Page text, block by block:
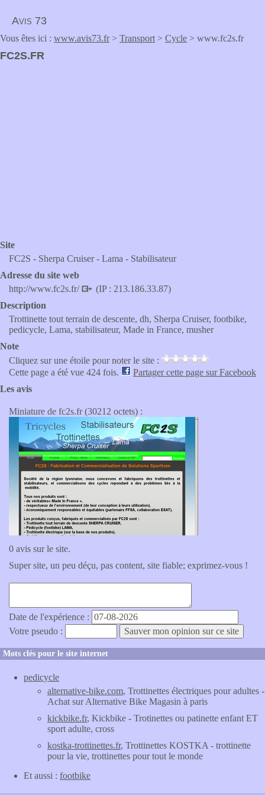
Avis 73
Vous êtes ici : www.avis73.fr> Transport > Cycle > www.fc2s.fr
FC2S.FR
Site
FC2S - Sherpa Cruiser - Lama - Stabilisateur
Adresse du site web
http://www.fc2s.fr/
(IP : 213.186.33.87)
Description
Trottinette tout terrain de descente, dh, Sherpa Cruiser, footbike,
pedicycle, Lama, stabilisateur, Made in France, musher
Note
Cliquez sur une étoile pour noter le site :
Cette page a été vue 424 fois.
Partager cette page sur Facebook
Les avis
Miniature de fc2s.fr (30212 octets) :
0 avis sur le site.
Super site, un peu déçu, pas content, site fiable; exprimez-vous !
Date de l'expérience :
Votre pseudo :
Mots clés pour le site internet
pedicycle
alternative-bike.com, Trottinettes électriques pour adultes -
Achat sur Alternative Bike Magasin à paris
kickbike.fr, Kickbike - Trotinettes ou patinette enfant ET
sport adulte, cross
kostka-trottinettes.fr, Trottinettes KOSTKA - trottinette
pour la vie, trottinettes pour tout le monde
Et aussi : footbike